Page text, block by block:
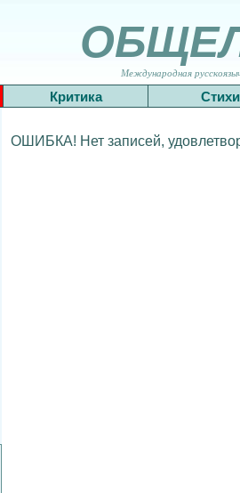
Международная
Критика Стихи
ОШИБКА! Нет записей,